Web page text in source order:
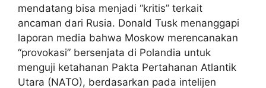
mendatang bisa menjadi “kritis” terkait
ancaman dari Rusia. Donald Tusk menanggapi
laporan media bahwa Moskow merencanakan
“provokasi” bersenjata di Polandia untuk
menguji ketahanan Pakta Pertahanan Atlantik
Utara (NATO), berdasarkan pada intelijen